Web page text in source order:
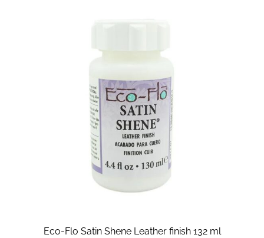
Eco-Flo Satin Shene Leather finish 132 ml